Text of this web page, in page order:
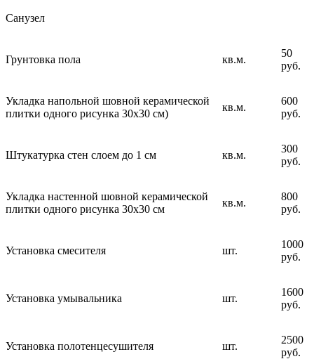
Санузел
Грунтовка пола кв.м.
50
руб.
Укладка напольной шовной керамической
плитки одного рисунка 30х30 см)
кв.м.
600
руб.
Штукатурка стен слоем до 1 см кв.м.
300
руб.
Укладка настенной шовной керамической
плитки одного рисунка 30х30 см
кв.м.
800
руб.
Установка смесителя шт.
1000
руб.
Установка умывальника шт.
1600
руб.
Установка полотенцесушителя шт.
2500
руб.